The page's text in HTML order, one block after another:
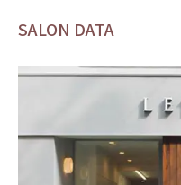
SALON DATA